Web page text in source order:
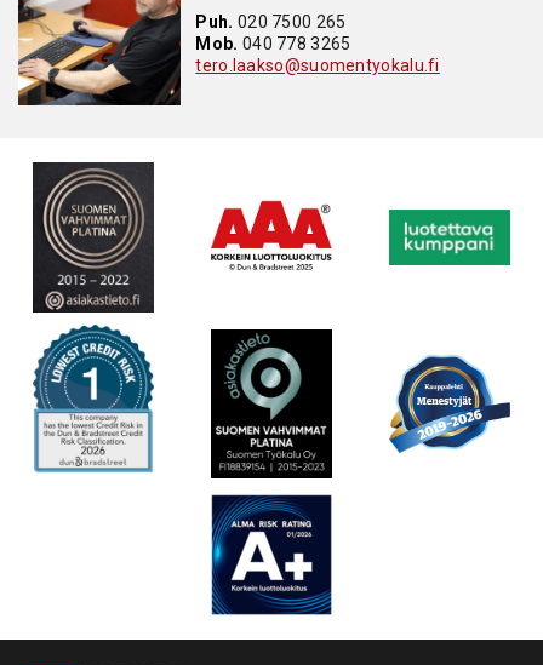
Puh. 020 7500 265
Mob. 040 778 3265
tero.laakso@suomentyokalu.fi